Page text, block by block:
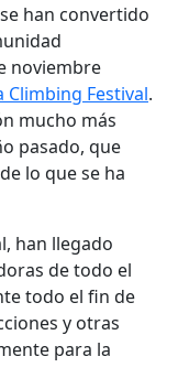
han convertido
noviembre
Climbing Festival.
mucho más
pasado, que
lo que se ha
han llegado
de todo el
todo el fin de
y otras
para la